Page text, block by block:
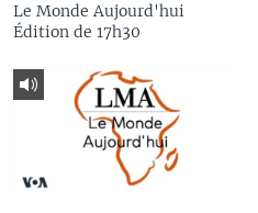
Le Monde Aujourd'hui
Édition de 17h30